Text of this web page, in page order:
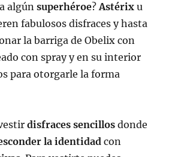
algúnsuperhéroe?Astérix u
fabulosos disfraces y hasta
la barriga de Obelix con
con spray y en su interior
para otorgarle la forma
disfraces sencillos donde
la identidad con